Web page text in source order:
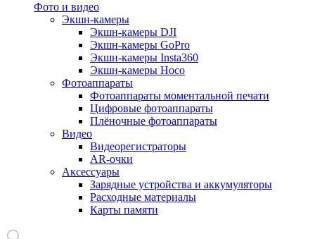
Фото и видео
Экшн-камеры
Экшн-камеры DJI
Экшн-камеры GoPro
Экшн-камеры Insta360
Экшн-камеры Hoco
Фотоаппараты
Фотоаппараты моментальной печати
Цифровые фотоаппараты
Плёночные фотоаппараты
Видео
Видеорегистраторы
AR-очки
Аксессуары
Зарядные устройства и аккумуляторы
Расходные материалы
Карты памяти